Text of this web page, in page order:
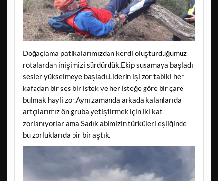
Doğaçlama patikalarımızdan kendi oluşturduğumuz
rotalardan inişimizi sürdürdük.Ekip susamaya başladı
sesler yükselmeye başladı.Liderin işi zor tabiki her
kafadan bir ses bir istek ve her isteğe göre bir çare
bulmak hayli zor.Aynı zamanda arkada kalanlarıda
artçılarımız ön gruba yetiştirmek için iki kat
zorlanıyorlar ama Sadık abimizin türküleri eşliğinde
bu zorluklarıda bir bir aştık.